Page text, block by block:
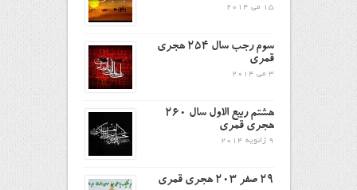
15 می 2014
سوم رجب سال 254 هجری
قمری
3 می 2014
هشتم ربیع الاول سال 260
هجری قمری
9 ژانویه 2014
29 صفر 203 هجری قمری